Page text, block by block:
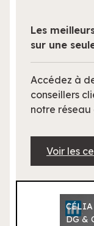
Les
sur une
Accédez à
conseillers
notre réseau
Voir les
DG &